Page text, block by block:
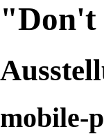
"Don't
mobile-